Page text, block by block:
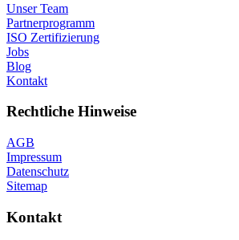
Unser Team
Partnerprogramm
ISO Zertifizierung
Jobs
Blog
Kontakt
Rechtliche Hinweise
AGB
Impressum
Datenschutz
Sitemap
Kontakt